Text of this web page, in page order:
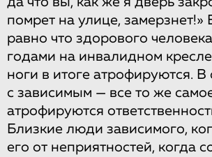
помрет на улице, замерзнет!»
равно что здорового
годами на инвалидном
ноги в итоге атрофируются. В
с зависимым — все то же
атрофируются
Близкие люди зависимого,
его от неприятностей, когда